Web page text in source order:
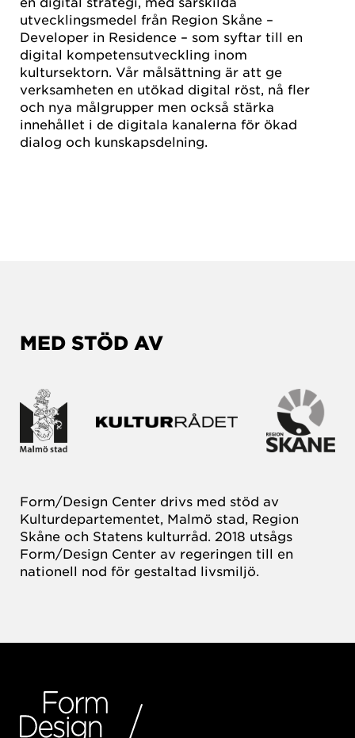
utvecklingsmedel från Region Skåne –
Developer in Residence – som syftar till en
digital kompetensutveckling inom
kultursektorn. Vår målsättning är att ge
verksamheten en utökad digital röst, nå fler
och nya målgrupper men också stärka
innehållet i de digitala kanalerna för ökad
dialog och kunskapsdelning.
MED STÖD AV
Form/Design Center drivs med stöd av
Kulturdepartementet, Malmö stad, Region
Skåne och Statens kulturråd. 2018 utsågs
Form/Design Center av regeringen till en
nationell nod för gestaltad livsmiljö.